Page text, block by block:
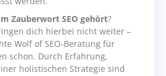
Zauberwort SEO gehört?
dich hierbei nicht weiter –
Wolf of SEO-Beratung für
schon. Durch Erfahrung,
holistischen Strategie sind